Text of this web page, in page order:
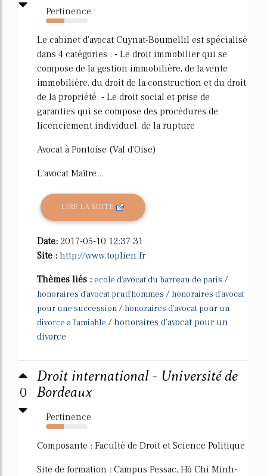
Pertinence
44%
Le cabinet d'avocat Cuynat-Boumellil est spécialisé
dans 4 catégories : - Le droit immobilier qui se
compose de la gestion immobilière, de la vente
immobilière, du droit de la construction et du droit
de la propriété. - Le droit social et prise de
garanties qui se compose des procédures de
licenciement individuel, de la rupture
Avocat à Pontoise (Val d'Oise)
L'avocat Maître...
LIRE LA SUITE
Date: 2017-05-10 12:37:31
Site : http://www.toplien.fr
Thèmes liés : ecole d'avocat du barreau de paris /
honoraires d'avocat prud'hommes / honoraires d'avocat
pour une succession / honoraires d'avocat pour un
divorce a l'amiable /honoraires d'avocat pour un
divorce
0
Droit international - Université de
Bordeaux
Pertinence
43%
Composante : Faculté de Droit et Science Politique
Site de formation : Campus Pessac, Hô Chi Minh-